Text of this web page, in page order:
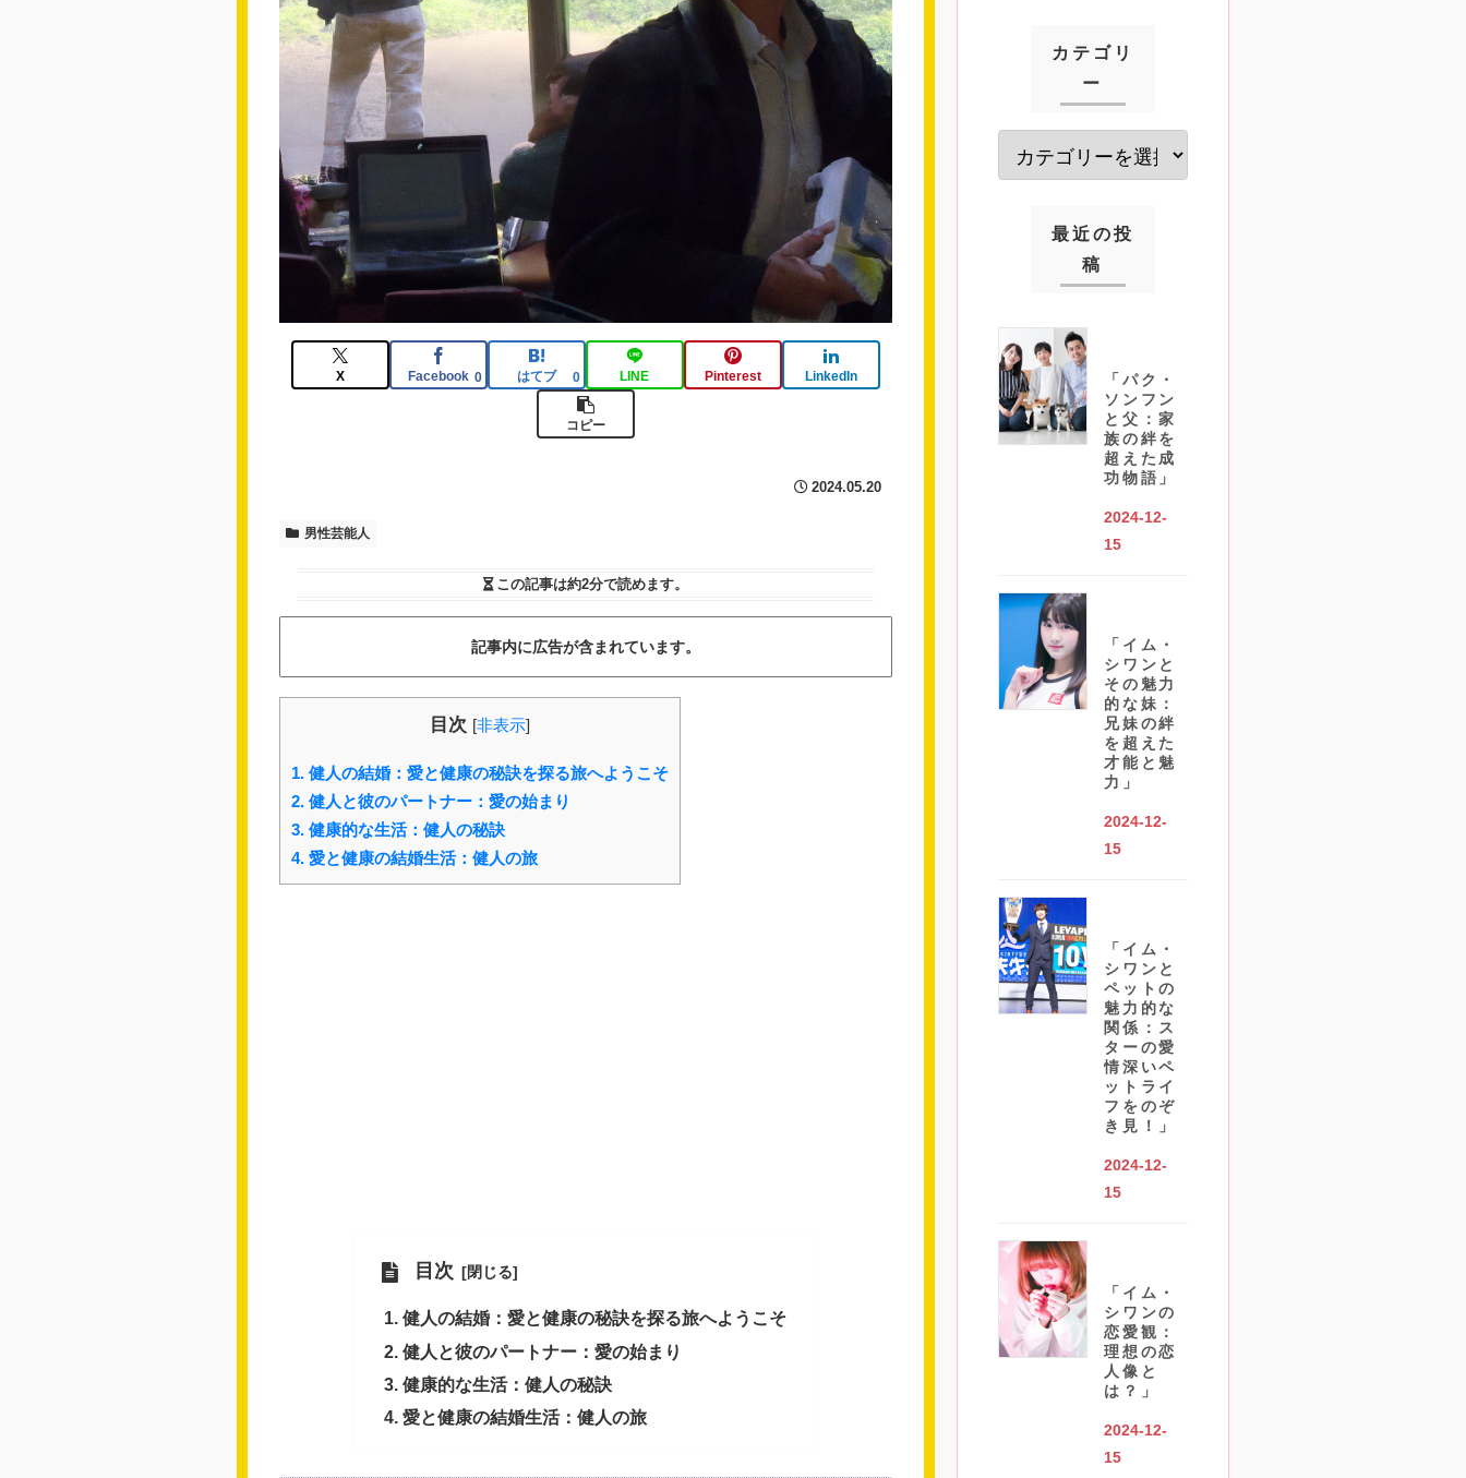
X Facebook 0 はてブ 0 LINE Pinterest LinkedIn
コピー
2024.05.20
男性芸能人
この記事は約2分で読めます。
記事内に広告が含まれています。
目次 [非表示]
1. 健人の結婚：愛と健康の秘訣を探る旅へようこそ
2. 健人と彼のパートナー：愛の始まり
3. 健康的な生活：健人の秘訣
4. 愛と健康の結婚生活：健人の旅
目次
健人の結婚：愛と健康の秘訣を探る旅へようこそ
健人と彼のパートナー：愛の始まり
健康的な生活：健人の秘訣
愛と健康の結婚生活：健人の旅
カテゴリ
ー
最近の投
稿
「パク・
ソンフン
と父：家
族の絆を
超えた成
功物語」
2024-12-
15
「イム・
シワンと
その魅力
的な妹：
兄妹の絆
を超えた
才能と魅
力」
2024-12-
15
「イム・
シワンと
ペットの
魅力的な
関係：ス
ターの愛
情深いペ
ットライ
フをのぞ
き見！」
2024-12-
15
「イム・
シワンの
恋愛観：
理想の恋
人像と
は？」
2024-12-
15